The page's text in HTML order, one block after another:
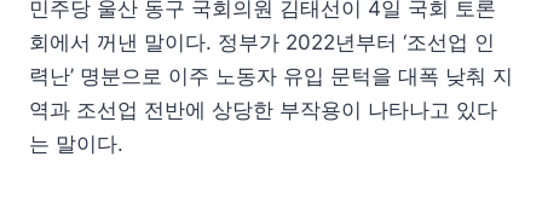
민주당 울산 동구 국회의원 김태선이 4일 국회 토론
회에서 꺼낸 말이다. 정부가 2022년부터 ‘조선업 인
력난’ 명분으로 이주 노동자 유입 문턱을 대폭 낮춰 지
역과 조선업 전반에 상당한 부작용이 나타나고 있다
는 말이다.